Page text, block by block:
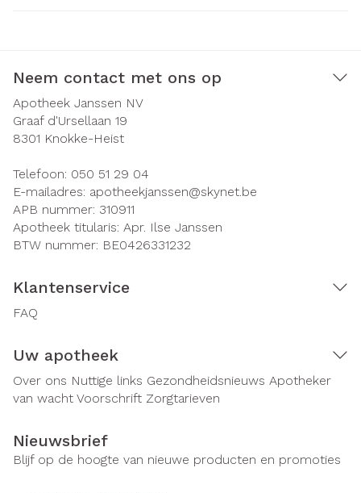
Neem contact met ons op
Apotheek Janssen NV
Graaf d'Ursellaan 19
8301 Knokke-Heist
Telefoon: 050 51 29 04
E-mailadres: apotheekjanssen@skynet.be
APB nummer: 310911
Apotheek titularis: Apr. Ilse Janssen
BTW nummer: BE0426331232
Klantenservice
FAQ
Uw apotheek
Over ons Nuttige links Gezondheidsnieuws Apotheker
van wacht Voorschrift Zorgtarieven
Nieuwsbrief
Blijf op de hoogte van nieuwe producten en promoties